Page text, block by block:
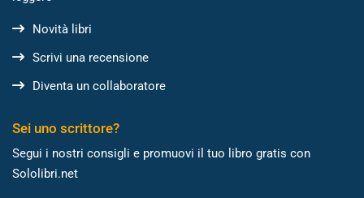
Novità libri
Scrivi una recensione
Diventa un collaboratore
Sei uno scrittore?
Segui i nostri consigli e promuovi il tuo libro gratis con
Sololibri.net